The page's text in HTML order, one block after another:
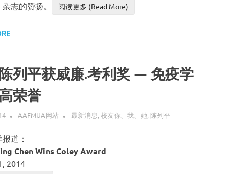
志的赞扬。
阅读更多 (Read More)
列平获威廉.考利奖 — 免疫学
荣誉
AAFMUA网站 最新消息,校友你、我、她,陈列平
道：
Chen Wins Coley Award
2014